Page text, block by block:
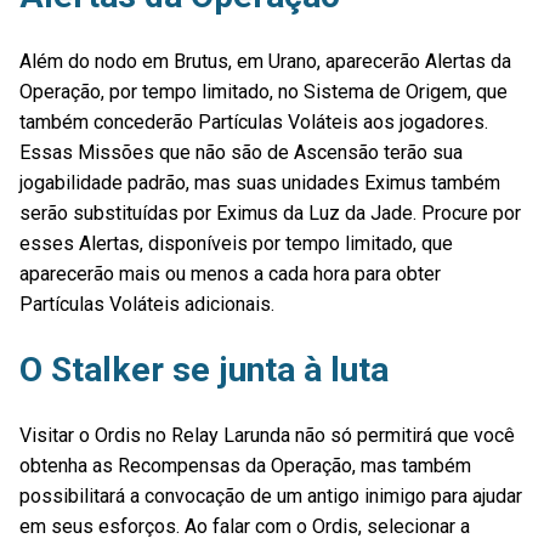
Além do nodo em Brutus, em Urano, aparecerão Alertas da
Operação, por tempo limitado, no Sistema de Origem, que
também concederão Partículas Voláteis aos jogadores.
Essas Missões que não são de Ascensão terão sua
jogabilidade padrão, mas suas unidades Eximus também
serão substituídas por Eximus da Luz da Jade. Procure por
esses Alertas, disponíveis por tempo limitado, que
aparecerão mais ou menos a cada hora para obter
Partículas Voláteis adicionais.
O Stalker se junta à luta
Visitar o Ordis no Relay Larunda não só permitirá que você
obtenha as Recompensas da Operação, mas também
possibilitará a convocação de um antigo inimigo para ajudar
em seus esforços. Ao falar com o Ordis, selecionar a